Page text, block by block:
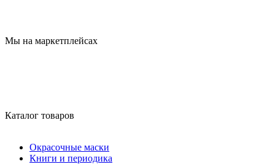
Мы на маркетплейсах
Каталог товаров
Окрасочные маски
Книги и периодика